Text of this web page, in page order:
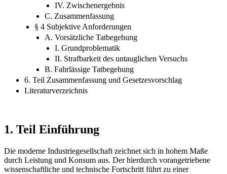
IV. Zwischenergebnis
C. Zusammenfassung
§ 4 Subjektive Anforderungen
A. Vorsätzliche Tatbegehung
I. Grundproblematik
II. Strafbarkeit des untauglichen Versuchs
B. Fahrlässige Tatbegehung
6. Teil Zusammenfassung und Gesetzesvorschlag
Literaturverzeichnis
1. Teil Einführung
Die moderne Industriegesellschaft zeichnet sich in hohem Maße
durch Leistung und Konsum aus. Der hierdurch vorangetriebene
wissenschaftliche und technische Fortschritt führt zu einer